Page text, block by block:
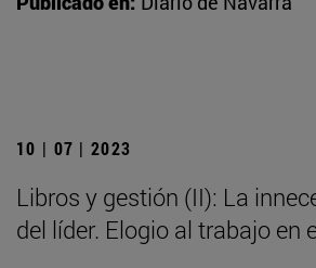
10 | 07 | 2023
Libros y gestión (II): La
del líder. Elogio al trabajo en